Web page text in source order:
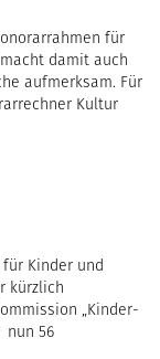
für
damit auch
aufmerksam. Für
Kultur
Kinder und
kürzlich
„Kinder-
nun 56